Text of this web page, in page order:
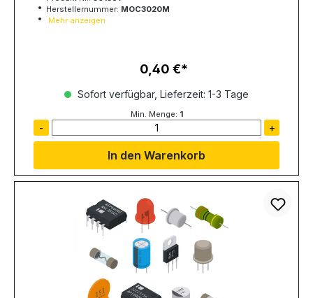
Herstellernummer: MOC3020M
Mehr anzeigen
Regulärer Preis:
0,40 €
Sofort verfügbar, Lieferzeit: 1-3 Tage
Min. Menge: 1
- +
In den Warenkorb